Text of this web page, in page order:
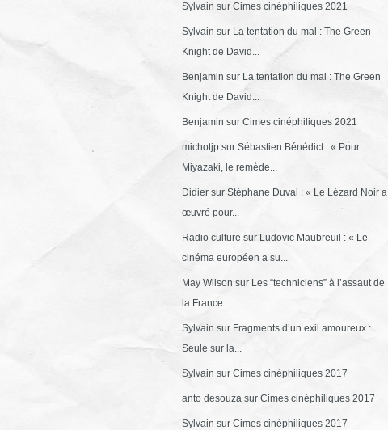
Sylvain sur Cimes cinéphiliques 2021
Sylvain sur La tentation du mal : The Green
Knight de David...
Benjamin sur La tentation du mal : The Green
Knight de David...
Benjamin sur Cimes cinéphiliques 2021
michotjpsur Sébastien Bénédict : « Pour
Miyazaki, le remède...
Didiersur Stéphane Duval : « Le Lézard Noir a
œuvré pour...
Radio culture sur Ludovic Maubreuil : « Le
cinéma européen a su...
May Wilson sur Les “techniciens” à l’assaut de
la France
Sylvain sur Fragments d’un exil amoureux :
Seule sur la...
Sylvain sur Cimes cinéphiliques 2017
anto desouzasur Cimes cinéphiliques 2017
Sylvain sur Cimes cinéphiliques 2017